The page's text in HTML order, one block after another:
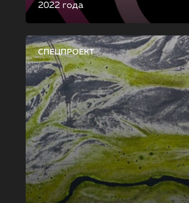
2022 года
СПЕЦПРОЕКТ